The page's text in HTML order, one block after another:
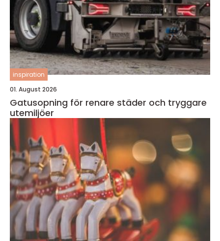
inspiration
01. August 2026
Gatusopning för renare städer och tryggare
utemiljöer